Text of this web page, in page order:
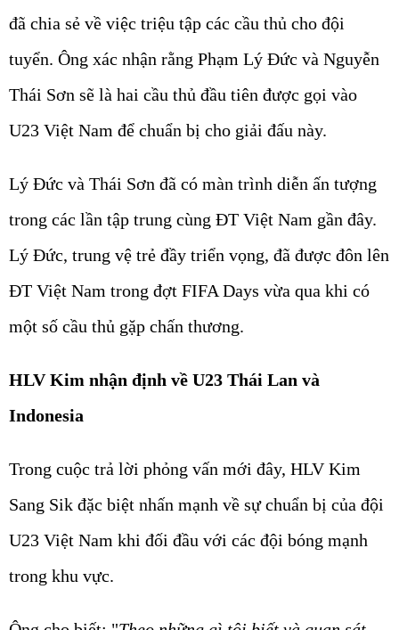
đã chia sẻ về việc triệu tập các cầu thủ cho đội
tuyển. Ông xác nhận rằng Phạm Lý Đức và Nguyễn
Thái Sơn sẽ là hai cầu thủ đầu tiên được gọi vào
U23 Việt Nam để chuẩn bị cho giải đấu này.
Lý Đức và Thái Sơn đã có màn trình diễn ấn tượng
trong các lần tập trung cùng ĐT Việt Nam gần đây.
Lý Đức, trung vệ trẻ đầy triển vọng, đã được đôn lên
ĐT Việt Nam trong đợt FIFA Days vừa qua khi có
một số cầu thủ gặp chấn thương.
HLV Kim nhận định về U23 Thái Lan và
Indonesia
Trong cuộc trả lời phỏng vấn mới đây, HLV Kim
Sang Sik đặc biệt nhấn mạnh về sự chuẩn bị của đội
U23 Việt Nam khi đối đầu với các đội bóng mạnh
trong khu vực.